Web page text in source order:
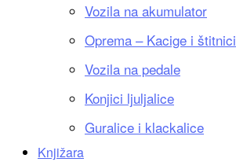
Vozila na akumulator
Oprema – Kacige i štitnici
Vozila na pedale
Konjici ljuljalice
Guralice i klackalice
Knjižara